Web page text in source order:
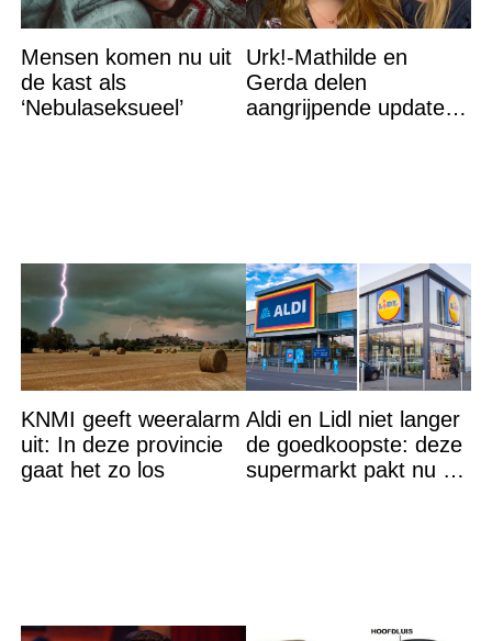
Mensen komen nu uit
de kast als
‘Nebulaseksueel’
Urk!-Mathilde en
Gerda delen
aangrijpende update
KNMI geeft weeralarm
uit: In deze provincie
gaat het zo los
Aldi en Lidl niet langer
de goedkoopste: deze
supermarkt pakt nu de